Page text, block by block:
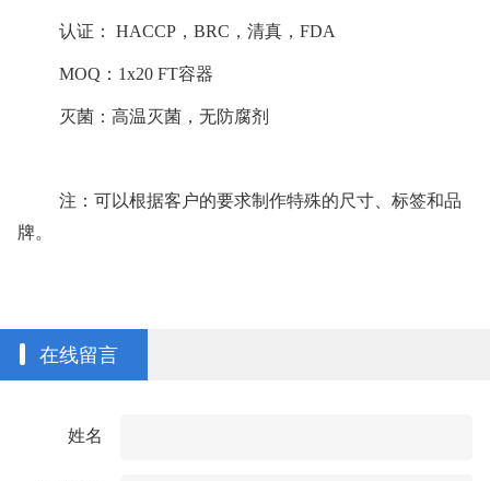
认证： HACCP，BRC，清真，FDA
MOQ：1x20 FT容器
灭菌：高温灭菌，无防腐剂
注：可以根据客户的要求制作特殊的尺寸、标签和品
牌。
在线留言
姓名